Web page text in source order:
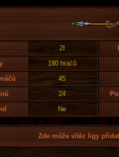
2I
180 hráčů
45
24
Ne
Zde může vítěz ligy